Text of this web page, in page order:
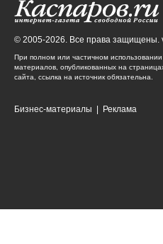
© 2005-2026. Все права защищены.
При полном или частичном использовании
материалов, опубликованных на
сайта, ссылка на источник обязательна.
Бизнес-материалы Реклама